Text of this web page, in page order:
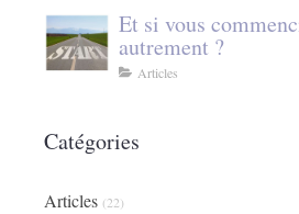
Et si vous
autrement ?
Articles
Catégories
Articles (22)